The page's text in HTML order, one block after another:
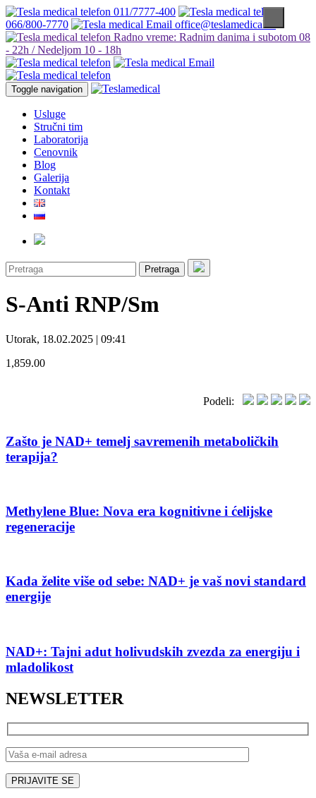
011/7777-400
066/800-7770
office@teslamedical.rs
Radno vreme: Radnim danima i subotom 08
- 22h / Nedeljom 10 - 18h
Toggle navigation
Usluge
Stručni tim
Laboratorija
Cenovnik
Blog
Galerija
Kontakt
Pretraga
S-Anti RNP/Sm
Utorak, 18.02.2025 | 09:41
1,859.00
Podeli:
Zašto je NAD+ temelj savremenih metaboličkih
terapija?
Methylene Blue: Nova era kognitivne i ćelijske
regeneracije
Kada želite više od sebe: NAD+ je vaš novi standard
energije
NAD+: Tajni adut holivudskih zvezda za energiju i
mladolikost
NEWSLETTER